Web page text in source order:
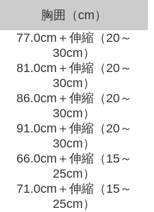
胸囲（cm）
77.0cm＋伸縮（20～
30cm）
81.0cm＋伸縮（20～
30cm）
86.0cm＋伸縮（20～
30cm）
91.0cm＋伸縮（20～
30cm）
66.0cm＋伸縮（15～
25cm）
71.0cm＋伸縮（15～
25cm）